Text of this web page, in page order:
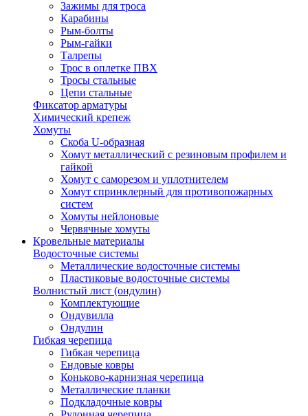
Зажимы для троса
Карабины
Рым-болты
Рым-гайки
Талрепы
Трос в оплетке ПВХ
Тросы стальные
Цепи стальные
Фиксатор арматуры
Химический крепеж
Хомуты
Скоба U-образная
Хомут металлический с резиновым профилем и
гайкой
Хомут с саморезом и уплотнителем
Хомут спринклерный для противопожарных
систем
Хомуты нейлоновые
Червячные хомуты
Кровельные материалы
Водосточные системы
Металлические водосточные системы
Пластиковые водосточные системы
Волнистый лист (ондулин)
Комплектующие
Ондувилла
Ондулин
Гибкая черепица
Гибкая черепица
Ендовые ковры
Коньково-карнизная черепица
Металлические планки
Подкладочные ковры